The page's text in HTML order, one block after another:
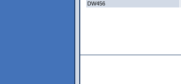
DW456